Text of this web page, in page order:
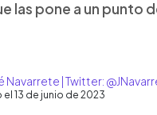
las pone a un punto
Navarrete | Twitter:
13 de junio de 2023